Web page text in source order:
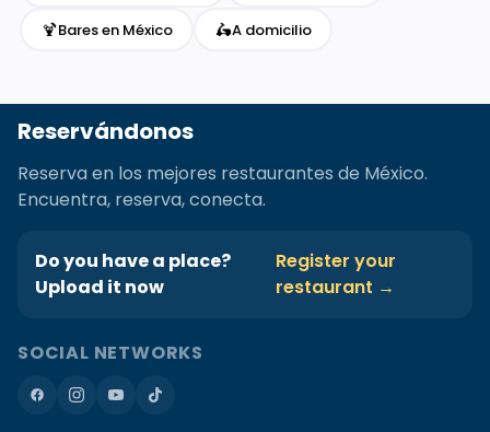
🍹Bares en México 🛵A domicilio
Reservándonos
Reserva en los mejores restaurantes de México.
Encuentra, reserva, conecta.
Do you have a place?
Upload it now
Register your
restaurant →
SOCIAL NETWORKS